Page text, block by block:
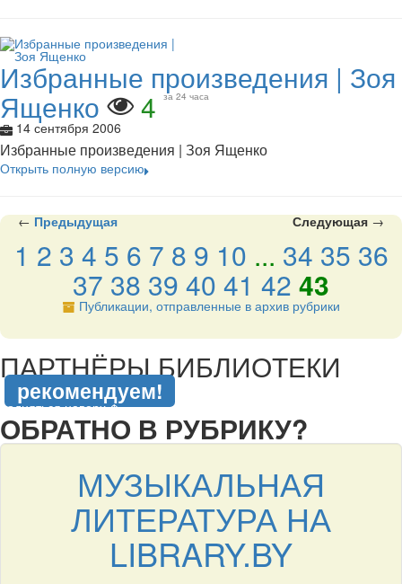
Избранные произведения | Зоя
Ященко 4 за 24 часа
14 сентября 2006
Избранные произведения | Зоя Ященко
Открыть полную версию
← Предыдущая Следующая →
1 2 3 4 5 6 7 8 9 10 ... 34 35 36
37 38 39 40 41 42 43
Публикации, отправленные в архив рубрики
ПАРТНЁРЫ БИБЛИОТЕКИ
рекомендуем!
подняться наверх ↑
ОБРАТНО В РУБРИКУ?
МУЗЫКАЛЬНАЯ
ЛИТЕРАТУРА НА
LIBRARY.BY